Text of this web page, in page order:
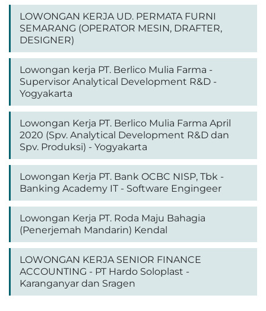
LOWONGAN KERJA UD. PERMATA FURNI
SEMARANG (OPERATOR MESIN, DRAFTER,
DESIGNER)
Lowongan kerja PT. Berlico Mulia Farma -
Supervisor Analytical Development R&D -
Yogyakarta
Lowongan Kerja PT. Berlico Mulia Farma April
2020 (Spv. Analytical Development R&D dan
Spv. Produksi) - Yogyakarta
Lowongan Kerja PT. Bank OCBC NISP, Tbk -
Banking Academy IT - Software Engingeer
Lowongan Kerja PT. Roda Maju Bahagia
(Penerjemah Mandarin) Kendal
LOWONGAN KERJA SENIOR FINANCE
ACCOUNTING - PT Hardo Soloplast -
Karanganyar dan Sragen